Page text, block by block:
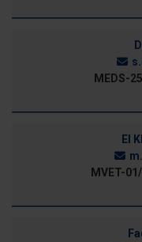
MEDS-
El
MVET-